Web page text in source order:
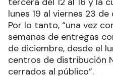
lunes 19 al viernes 23
Por lo tanto, “una vez
semanas de entregas
de diciembre, desde el
centros de distribución
cerrados al público”.